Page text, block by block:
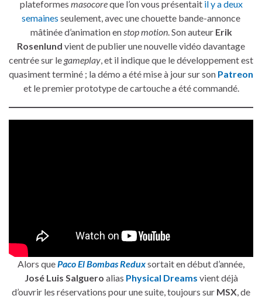
plateformes masocoreque l’on vous présentait il y a deux
semaines seulement, avec une chouette bande-annonce
mâtinée d’animation en stop motion. Son auteur Erik
Rosenlund vient de publier une nouvelle vidéo davantage
centrée sur le gameplay , et il indique que le développement est
quasiment terminé ; la démo a été mise à jour sur son Patreon
et le premier prototype de cartouche a été commandé.
Alors que Paco El Bombas Reduxsortait en début d’année,
José Luis Salguero alias Physical Dreams vient déjà
d’ouvrir les réservations pour une suite, toujours sur MSX , de